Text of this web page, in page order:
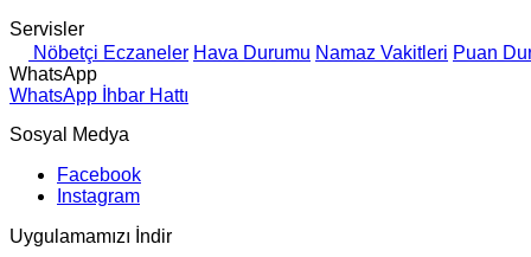
Servisler
Nöbetçi Eczaneler Hava Durumu Namaz Vakitleri Puan
WhatsApp
WhatsApp İhbar Hattı
Sosyal Medya
Facebook
Instagram
Uygulamamızı İndir